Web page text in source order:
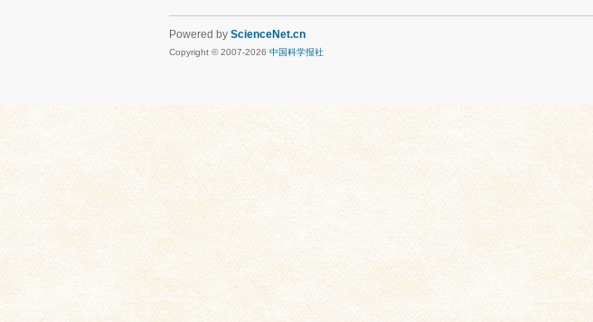
Powered by ScienceNet.cn
Copyright © 2007-2026 中国科学报社